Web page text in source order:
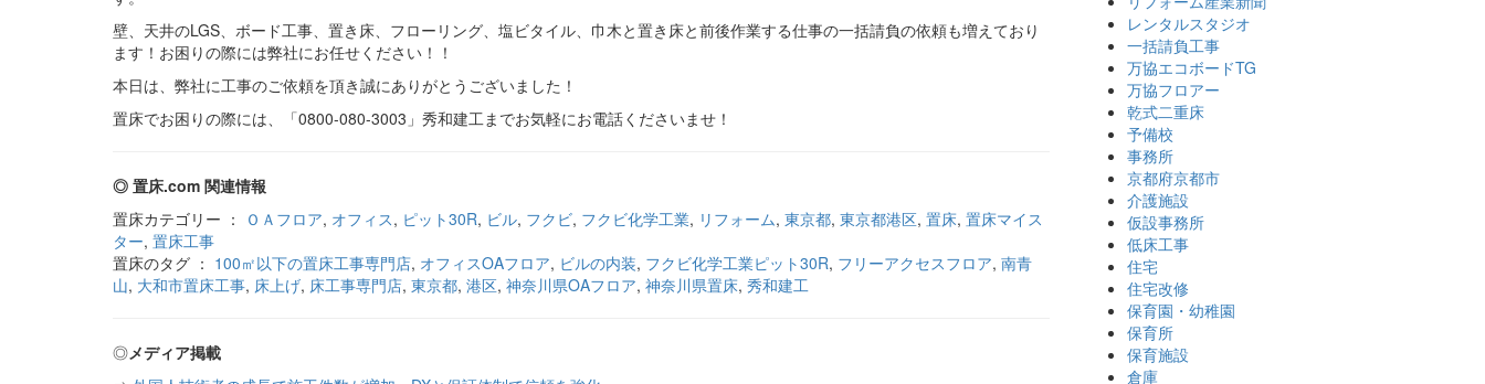
壁、天井のLGS、ボード工事、置き床、フローリング、塩ビタイル、巾木と置き床と前後作業する仕事の一括請負の依頼も増えており
ます！お困りの際には弊社にお任せください！！
本日は、弊社に工事のご依頼を頂き誠にありがとうございました！
置床でお困りの際には、「0800-080-3003」秀和建工までお気軽にお電話くださいませ！
◎ 置床.com 関連情報
置床カテゴリー ：
ＯＡフロア, オフィス, ピット30R, ビル, フクビ, フクビ化学工業, リフォーム, 東京都, 東京都港区, 置床, 置床マイス
ター, 置床工事
置床のタグ ： 100㎡以下の置床工事専門店, オフィスOAフロア, ビルの内装, フクビ化学工業ピット30R, フリーアクセスフロア, 南青
山, 大和市置床工事, 床上げ, 床工事専門店, 東京都, 港区, 神奈川県OAフロア, 神奈川県置床, 秀和建工
◎メディア掲載
レンタルスタジオ
一括請負工事
万協エコボードTG
万協フロアー
乾式二重床
予備校
事務所
京都府京都市
介護施設
仮設事務所
低床工事
住宅
住宅改修
保育園・幼稚園
保育所
保育施設
倉庫